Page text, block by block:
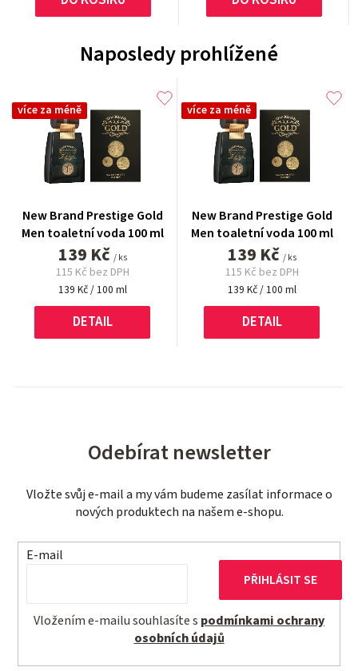
Naposledy prohlížené
více za méně
New Brand Prestige Gold
Men toaletní voda 100 ml
139 Kč / ks
115 Kč bez DPH
Měrná
139 Kč / 100 ml
DETAIL
více za méně
New Brand Prestige Gold
Men toaletní voda 100 ml
139 Kč / ks
115 Kč bez DPH
Měrná
139 Kč / 100 ml
DETAIL
Odebírat newsletter
Vložte svůj e-mail a my vám budeme zasílat informace o
nových produktech na našem e-shopu.
E-mail
Vložením e-mailu souhlasíte s podmínkami ochrany
osobních údajů
PŘIHLÁSIT SE